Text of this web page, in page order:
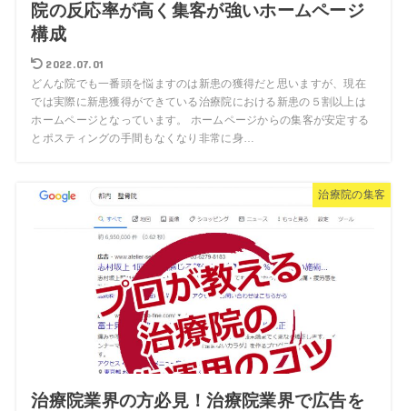
院の反応率が高く集客が強いホームページ
構成
2022.07.01
どんな院でも一番頭を悩ますのは新患の獲得だと思いますが、現在
では実際に新患獲得ができている治療院における新患の５割以上は
ホームページとなっています。 ホームページからの集客が安定する
とポスティングの手間もなくなり非常に身…
治療院の集客
治療院業界の方必見！治療院業界で広告を